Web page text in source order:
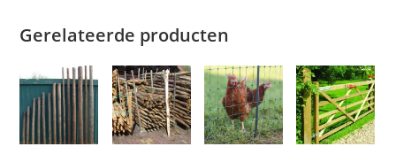
Gerelateerde producten